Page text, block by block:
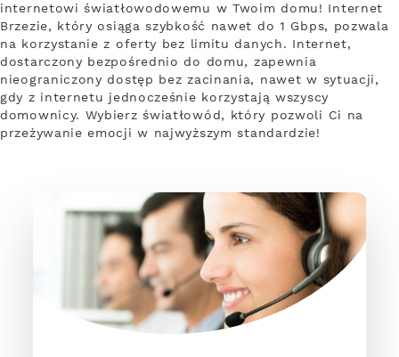
internetowi światłowodowemu w Twoim domu! Internet
Brzezie, który osiąga szybkość nawet do 1 Gbps, pozwala
na korzystanie z oferty bez limitu danych. Internet,
dostarczony bezpośrednio do domu, zapewnia
nieograniczony dostęp bez zacinania, nawet w sytuacji,
gdy z internetu jednocześnie korzystają wszyscy
domownicy. Wybierz światłowód, który pozwoli Ci na
przeżywanie emocji w najwyższym standardzie!